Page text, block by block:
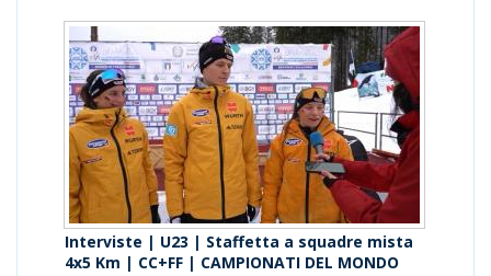
Interviste | U23 | Staffetta a squadre mista
4x5 Km | CC+FF | CAMPIONATI DEL MONDO